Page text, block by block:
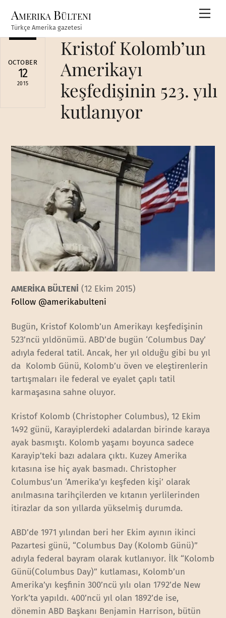
content
Amerika Bülteni
Türkçe Amerika gazetesi
OCTOBER
12
2015
Kristof Kolomb’un
Amerikayı
keşfedişinin 523. yılı
kutlanıyor
AMERİKA BÜLTENİ (12 Ekim 2015)
Follow @amerikabulteni
Bugün, Kristof Kolomb’un Amerikayı keşfedişinin
523’ncü yıldönümü. ABD’de bugün ‘Columbus Day’
adıyla federal tatil. Ancak, her yıl olduğu gibi bu yıl
da Kolomb Günü, Kolomb’u öven ve eleştirenlerin
tartışmaları ile federal ve eyalet çaplı tatil
karmaşasına sahne oluyor.
Kristof Kolomb (Christopher Columbus), 12 Ekim
1492 günü, Karayiplerdeki adalardan birinde karaya
ayak basmıştı. Kolomb yaşamı boyunca sadece
Karayip’teki bazı adalara çıktı. Kuzey Amerika
kıtasına ise hiç ayak basmadı. Christopher
Columbus’un ‘Amerika’yı keşfeden kişi’ olarak
anılmasına tarihçilerden ve kıtanın yerlilerinden
itirazlar da son yıllarda yükselmiş durumda.
ABD’de 1971 yılından beri her Ekim ayının ikinci
Pazartesi günü, “Columbus Day (Kolomb Günü)”
adıyla federal bayram olarak kutlanıyor. İlk “Kolomb
Günü(Columbus Day)” kutlaması, Kolomb’un
Amerika’yı keşfinin 300’ncü yılı olan 1792’de New
York’ta yapıldı. 400’ncü yıl olan 1892’de ise,
dönemin ABD Başkanı Benjamin Harrison, bütün